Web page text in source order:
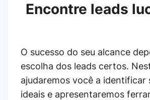
Encontre leads
O sucesso do seu alcance
escolha dos leads certos.
ajudaremos você a identificar
ideais e apresentaremos